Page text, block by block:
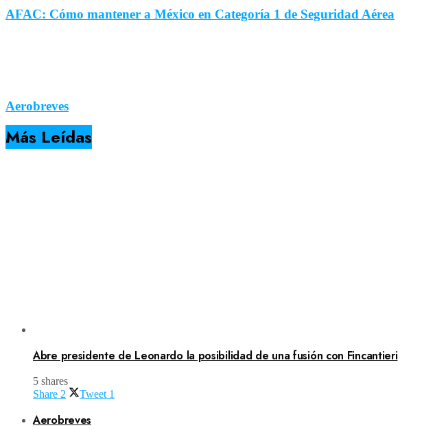
AFAC: Cómo mantener a México en Categoría 1 de Seguridad Aérea
Aerobreves
Más Leídas
Abre presidente de Leonardo la posibilidad de una fusión con Fincantieri
5 shares
Share 2 Tweet 1
Aerobreves